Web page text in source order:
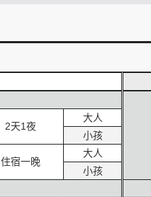
2天1夜
大人
小孩
住宿一晚
大人
小孩